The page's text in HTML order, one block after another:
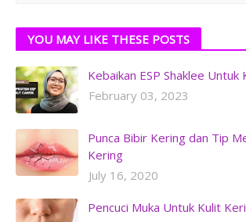
YOU MAY LIKE THESE POSTS
Kebaikan ESP Shaklee Untuk
February 03, 2023
Punca Bibir Kering dan Tip
Kering
July 16, 2020
Pencuci Muka Untuk Kulit